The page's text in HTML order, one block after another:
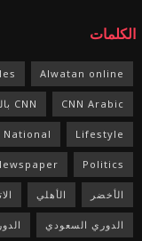
الكلمات
Alwatan online
CNN Arabic CNN بالعربية
Lifestyle
National
Politics
الأخضر الأهلي
الدوري السعودي